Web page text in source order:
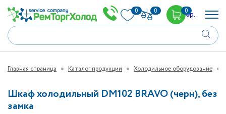
0 0 00р.
Главная страница Каталог продукции Холодильное оборудование
Шкаф холодильный DM102 BRAVO (черн), без
замка